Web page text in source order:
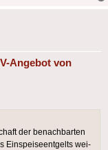
Angebot von
der benach­bar­ten
Ein­spei­se­ent­gelts wei­